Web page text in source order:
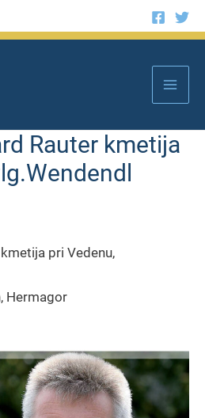
Rauter kmetija
pri Vedenu,
Hermagor